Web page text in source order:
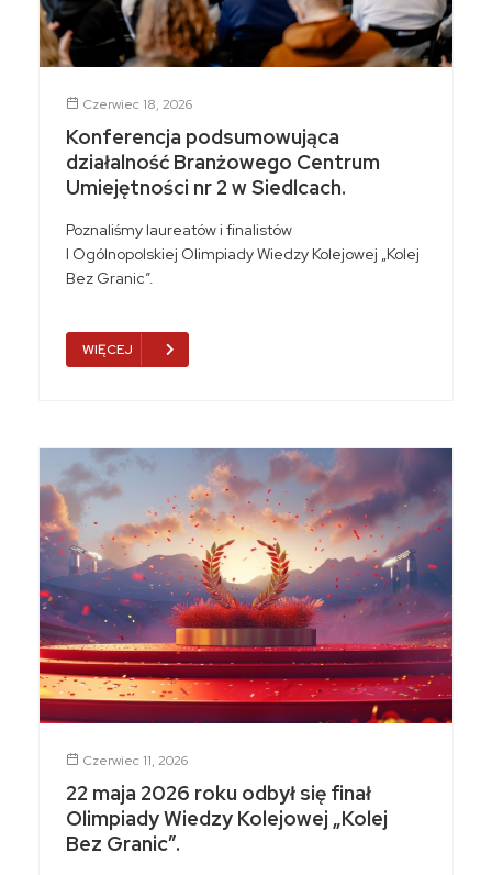
Czerwiec 18, 2026
Konferencja podsumowująca
działalność Branżowego Centrum
Umiejętności nr 2 w Siedlcach.
Poznaliśmy laureatów i finalistów
I Ogólnopolskiej Olimpiady Wiedzy Kolejowej „Kolej
Bez Granic”.
WIĘCEJ
Czerwiec 11, 2026
22 maja 2026 roku odbył się finał
Olimpiady Wiedzy Kolejowej „Kolej
Bez Granic”.